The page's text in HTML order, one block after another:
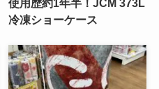
使用歴約1年半！JCM 373L
冷凍ショーケース